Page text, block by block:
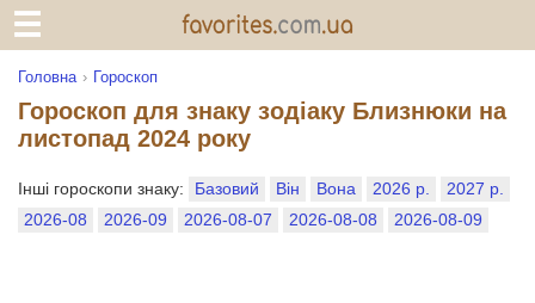
Головна Гороскоп
Гороскоп для знаку зодіаку Близнюки на
листопад 2024 року
Інші гороскопи знаку: Базовий Він Вона 2026 р.
2027 р.
2026-08
2026-09 2026-08-07 2026-08-08 2026-08-09